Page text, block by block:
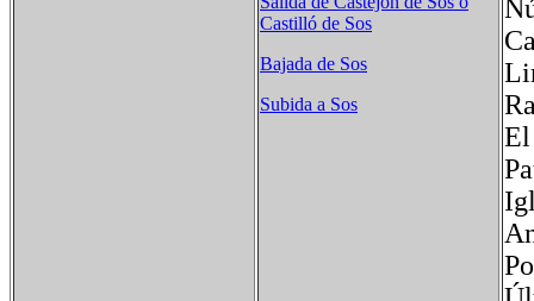
Castilló de Sos
Bajada de Sos
Subida a Sos
El